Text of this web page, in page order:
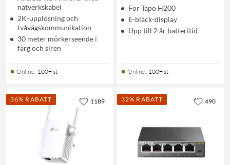
nätverkskabel
2K-upplösning och
tvåvägskommunikation
30 meter mörkerseende i
färg och siren
Online: 100+ st
För Tapo H200
E-bläck-display
Upp till 2 år batteritid
Online: 100+ st
36% RABATT 1189 32% RABATT 490